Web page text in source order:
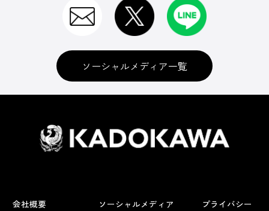
ソーシャルメディア一覧
会社概要 ソーシャルメディア
プライバシー